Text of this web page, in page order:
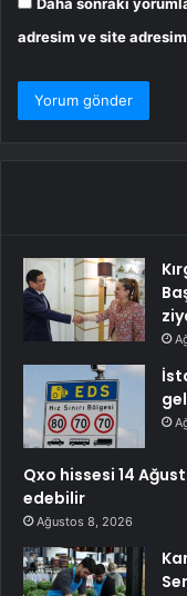
adresim ve site
Qxo hissesi 14
edebilir
Ağustos 8, 2026